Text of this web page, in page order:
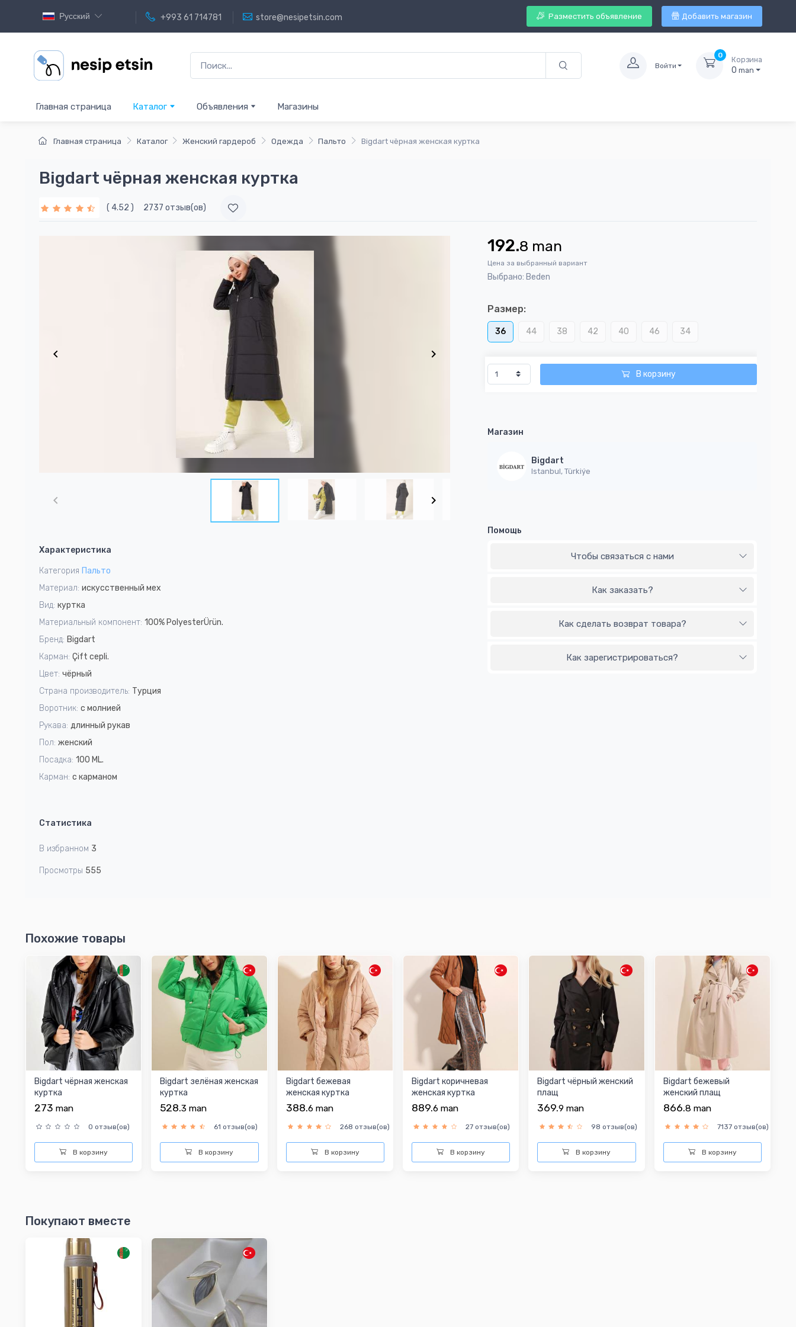
Русский +993 61 714781 store@nesipetsin.com Разместить объявление Добавить магазин
Войти
0
Корзина
0 man
Главная страница Каталог Объявления Магазины
Главная страница Каталог Женский гардероб Одежда Пальто Bigdart чёрная женская куртка
Bigdart чёрная женская куртка
( 4.52 ) 2737 отзыв(ов)
4
Характеристика
Категория Пальто
Материал: искусственный мех
Вид: куртка
Материальный компонент: 100% PolyesterÜrün.
Бренд: Bigdart
Карман: Çift cepli.
Цвет: чёрный
Страна производитель: Турция
Воротник: c молнией
Рукава: длинный рукав
Пол: женский
Посадка: 100 ML.
Карман: с карманом
Статистика
В избранном 3
Просмотры 555
192.8 man
Цена за выбранный вариант
Выбрано: Beden
Размер:
36 44 38 42 40 46 34
В корзину
Магазин
Bigdart
Istanbul, Türkiýe
Помощь
Чтобы связаться с нами
Как заказать?
Как сделать возврат товара?
Как зарегистрироваться?
Похожие товары
Bigdart чёрная женская
куртка
273 man
0 отзыв(ов)
В корзину
Bigdart зелёная женская
куртка
528.3 man
61 отзыв(ов)
В корзину
Bigdart бежевая
женская куртка
388.6 man
268 отзыв(ов)
В корзину
Bigdart коричневая
женская куртка
889.6 man
27 отзыв(ов)
В корзину
Bigdart чёрный женский
плащ
369.9 man
98 отзыв(ов)
В корзину
Bigdart бежевый
женский плащ
866.8 man
7137 отзыв(ов)
В корзину
Покупают вместе